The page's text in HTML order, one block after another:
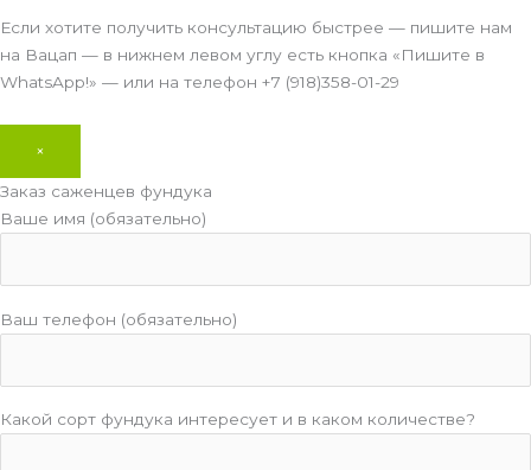
Если хотите получить консультацию быстрее — пишите нам
на Вацап — в нижнем левом углу есть кнопка «Пишите в
WhatsApp!» — или на телефон +7 (918)358-01-29
×
Заказ саженцев фундука
Ваше имя (обязательно)
Ваш телефон (обязательно)
Какой сорт фундука интересует и в каком количестве?